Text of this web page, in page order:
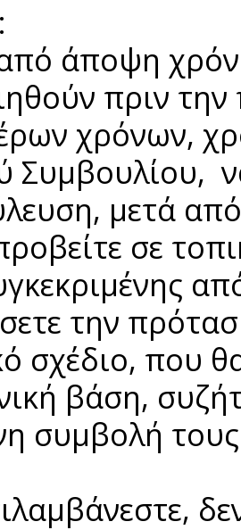
άποψη
πριν
χρόνων,
Συμβουλίου,
μετά
σε
την
σχέδιο, που
βάση,
συμβολή